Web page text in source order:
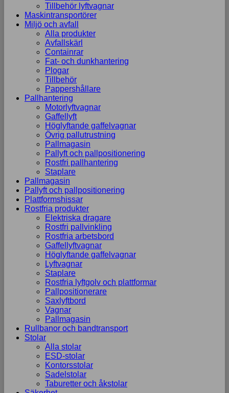
Tillbehör lyftvagnar
Maskintransportörer
Miljö och avfall
Alla produkter
Avfallskärl
Containrar
Fat- och dunkhantering
Plogar
Tillbehör
Pappershållare
Pallhantering
Motorlyftvagnar
Gaffellyft
Höglyftande gaffelvagnar
Övrig pallutrustning
Pallmagasin
Pallyft och pallpositionering
Rostfri pallhantering
Staplare
Pallmagasin
Pallyft och pallpositionering
Plattformshissar
Rostfria produkter
Elektriska dragare
Rostfri pallvinkling
Rostfria arbetsbord
Gaffellyftvagnar
Höglyftande gaffelvagnar
Lyftvagnar
Staplare
Rostfria lyftgolv och plattformar
Pallpositionerare
Saxlyftbord
Vagnar
Pallmagasin
Rullbanor och bandtransport
Stolar
Alla stolar
ESD-stolar
Kontorsstolar
Sadelstolar
Taburetter och åkstolar